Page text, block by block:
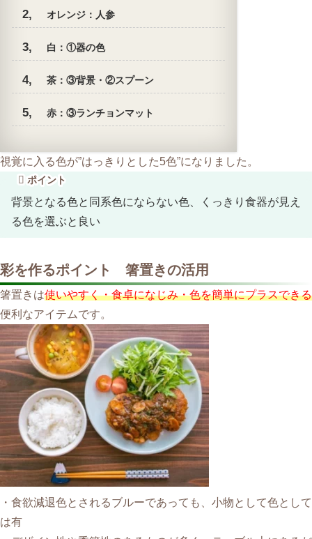
オレンジ：人参
白：①器の色
茶：③背景・②スプーン
赤：③ランチョンマット
視覚に入る色が”はっきりとした5色”になりました。
ポイント
背景となる色と同系色にならない色、くっきり食器が見え
る色を選ぶと良い
彩を作るポイント 箸置きの活用
箸置きは使いやすく・食卓になじみ・色を簡単にプラスできる
便利なアイテムです。
・食欲減退色とされるブルーであっても、小物として色として
は有